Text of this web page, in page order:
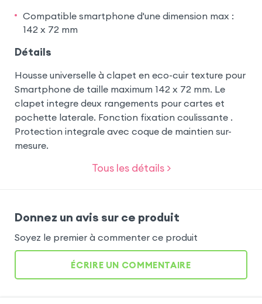
Compatible smartphone d'une dimension max :
142 x 72 mm
Détails
Housse universelle à clapet en eco-cuir texture pour
Smartphone de taille maximum 142 x 72 mm. Le
clapet integre deux rangements pour cartes et
pochette laterale. Fonction fixation coulissante .
Protection integrale avec coque de maintien sur-
mesure.
Tous les détails >
Donnez un avis sur ce produit
Soyez le premier à commenter ce produit
ÉCRIRE UN COMMENTAIRE